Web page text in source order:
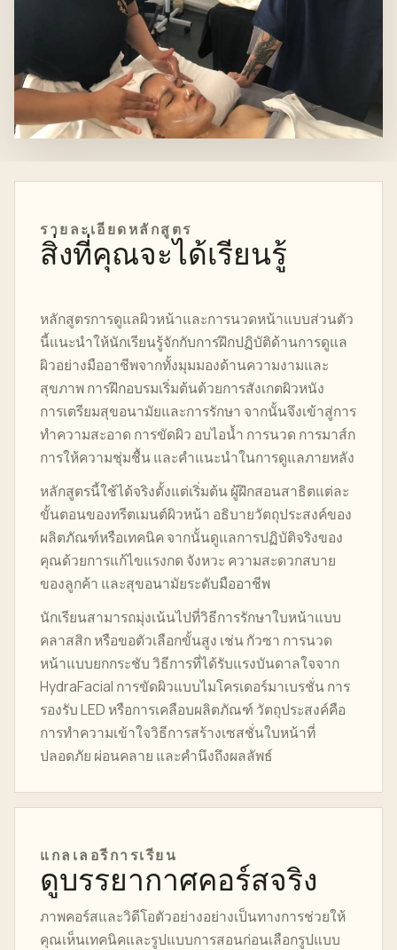
รายละเอียดหลักสูตร
สิ่งที่คุณจะได้เรียนรู้
หลักสูตรการดูแลผิวหน้าและการนวดหน้าแบบส่วนตัว
นี้แนะนำให้นักเรียนรู้จักกับการฝึกปฏิบัติด้านการดูแล
ผิวอย่างมืออาชีพจากทั้งมุมมองด้านความงามและ
สุขภาพ การฝึกอบรมเริ่มต้นด้วยการสังเกตผิวหนัง
การเตรียมสุขอนามัยและการรักษา จากนั้นจึงเข้าสู่การ
ทำความสะอาด การขัดผิว อบไอน้ำ การนวด การมาส์ก
การให้ความชุ่มชื้น และคำแนะนำในการดูแลภายหลัง
หลักสูตรนี้ใช้ได้จริงตั้งแต่เริ่มต้น ผู้ฝึกสอนสาธิตแต่ละ
ขั้นตอนของทรีตเมนต์ผิวหน้า อธิบายวัตถุประสงค์ของ
ผลิตภัณฑ์หรือเทคนิค จากนั้นดูแลการปฏิบัติจริงของ
คุณด้วยการแก้ไขแรงกด จังหวะ ความสะดวกสบาย
ของลูกค้า และสุขอนามัยระดับมืออาชีพ
นักเรียนสามารถมุ่งเน้นไปที่วิธีการรักษาใบหน้าแบบ
คลาสสิก หรือขอตัวเลือกขั้นสูง เช่น กัวซา การนวด
หน้าแบบยกกระชับ วิธีการที่ได้รับแรงบันดาลใจจาก
HydraFacial การขัดผิวแบบไมโครเดอร์มาเบรชั่น การ
รองรับ LED หรือการเคลือบผลิตภัณฑ์ วัตถุประสงค์คือ
การทำความเข้าใจวิธีการสร้างเซสชั่นใบหน้าที่
ปลอดภัย ผ่อนคลาย และคำนึงถึงผลลัพธ์
แกลเลอรีการเรียน
ดูบรรยากาศคอร์สจริง
ภาพคอร์สและวิดีโอตัวอย่างอย่างเป็นทางการช่วยให้
คุณเห็นเทคนิคและรูปแบบการสอนก่อนเลือกรูปแบบ